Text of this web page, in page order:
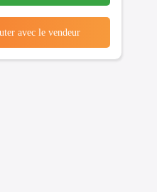
avec le vendeur